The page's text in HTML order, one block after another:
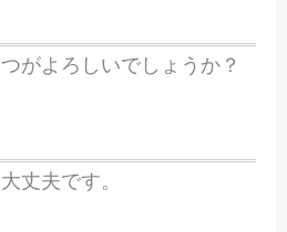
がよろしいでしょうか？
丈夫です。